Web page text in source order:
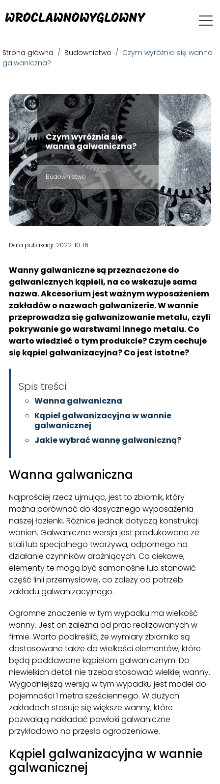
Strona główna / Budownictwo / Czym wyróżnia się wanna
galwaniczna?
Czym wyróżnia się
wanna galwaniczna?
Budownictwo
Data publikacji: 2022-10-16
Wanny galwaniczne są przeznaczone do
galwanicznych kąpieli, na co wskazuje sama
nazwa. Akcesorium jest ważnym wyposażeniem
zakładów o nazwach galwanizerie. W wannie
przeprowadza się galwanizowanie metalu, czyli
pokrywanie go warstwami innego metalu. Co
warto wiedzieć o tym produkcie? Czym cechuje
się kąpiel galwanizacyjna? Co jest istotne?
Spis treści:
Wanna galwaniczna
Kąpiel galwanizacyjna w wannie
galwanicznej
Jakie wybrać wannę galwaniczną?
Wanna galwaniczna
Najprościej rzecz ujmując, jest to zbiornik, który
można porównać do klasycznego wyposażenia
naszej łazienki. Różnice jednak dotyczą konstrukcji
wanien. Galwaniczna wersja jest produkowane ze
stali lub specjalnego tworzywa, odpornego na
działanie czynników drażniących. Co ciekawe,
elementy te mogą być samonośne lub stanowić
część linii przemysłowej, co zależy od potrzeb
zakładu galwanizacyjnego.
Ogromne znaczenie w tym wypadku ma wielkość
wanny. Jest on zależna od prac realizowanych w
firmie. Warto podkreślić, że wymiary zbiornika są
dostosowane także do wielkości elementów, które
będą poddawane kąpielom galwanicznym. Do
niewielkich detali nie trzeba stosować wielkiej wanny.
Wygodniejszą wersją w tym wypadku jest model do
pojemności 1 metra sześciennego. W dużych
zakładach stosuje się większe wanny, które
pozwalają nakładać powłoki galwaniczne
przykładowo na przęsła ogrodzeniowe.
Kąpiel galwanizacyjna w wannie
galwanicznej